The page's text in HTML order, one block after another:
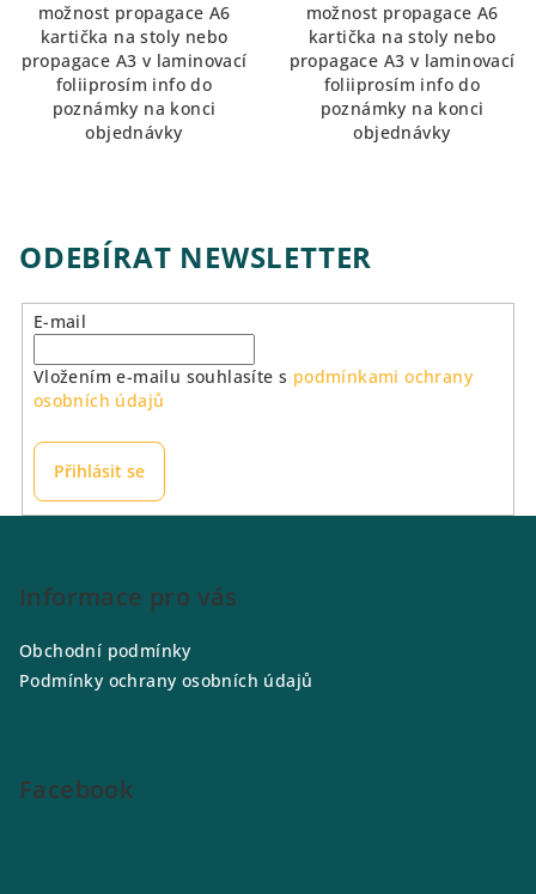
možnost propagace A6
kartička na stoly nebo
propagace A3 v laminovací
foliiprosím info do
poznámky na konci
objednávky
možnost propagace A6
kartička na stoly nebo
propagace A3 v laminovací
foliiprosím info do
poznámky na konci
objednávky
ODEBÍRAT NEWSLETTER
E-mail
Vložením e-mailu souhlasíte s podmínkami ochrany
osobních údajů
Přihlásit se
Informace pro vás
Obchodní podmínky
Podmínky ochrany osobních údajů
Facebook